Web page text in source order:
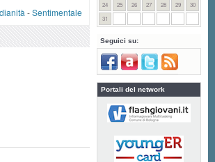
-Sentimentale
24
25 26 27 28 29
30
31
Seguici su:
Portali del network